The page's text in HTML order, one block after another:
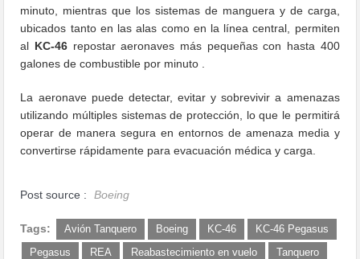
minuto, mientras que los sistemas de manguera y de carga,
ubicados tanto en las alas como en la línea central, permiten
al KC-46 repostar aeronaves más pequeñas con hasta 400
galones de combustible por minuto .
La aeronave puede detectar, evitar y sobrevivir a amenazas
utilizando múltiples sistemas de protección, lo que le permitirá
operar de manera segura en entornos de amenaza media y
convertirse rápidamente para evacuación médica y carga.
Post source : Boeing
Tags: Avión Tanquero Boeing KC-46
KC-46 Pegasus
Pegasus
REA Reabastecimiento en vuelo Tanquero